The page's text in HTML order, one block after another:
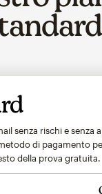
senza rischi e senza
di pagamento
della prova gratuita.